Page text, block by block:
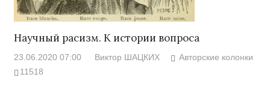
Научный расизм. К истории вопроса
23.06.2020 07:00 Виктор ШАЦКИХ
Авторские колонки
11518